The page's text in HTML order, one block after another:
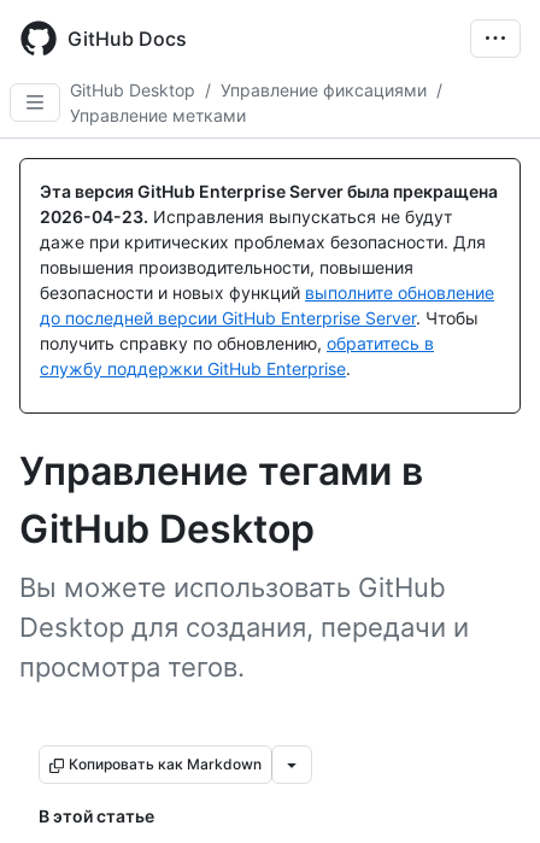
main
content
GitHub Docs
GitHub Desktop / Управление фиксациями /
Управление метками
Эта версия GitHub Enterprise Server была прекращена
2026-04-23. Исправления выпускаться не будут
даже при критических проблемах безопасности. Для
повышения производительности, повышения
безопасности и новых функций выполните обновление
до последней версии GitHub Enterprise Server. Чтобы
получить справку по обновлению, обратитесь в
службу поддержки GitHub Enterprise.
Управление тегами в
GitHub Desktop
Вы можете использовать GitHub
Desktop для создания, передачи и
просмотра тегов.
Копировать как Markdown
В этой статье